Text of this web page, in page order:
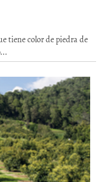
tiene color de piedra de